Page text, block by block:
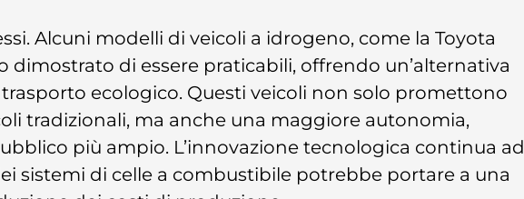
Alcuni modelli di veicoli a idrogeno, come la Toyota
dimostrato di essere praticabili, offrendo un’alternativa
ecologico. Questi veicoli non solo promettono
tradizionali, ma anche una maggiore autonomia,
più ampio. L’innovazione tecnologica continua ad
sistemi di celle a combustibile potrebbe portare a una